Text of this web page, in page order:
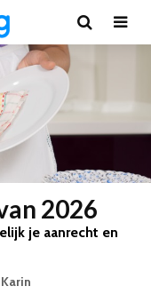
2026
je aanrecht en